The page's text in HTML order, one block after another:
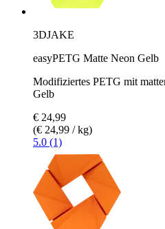
3DJAKE
easyPETG Matte Neon Gelb
Modifiziertes PETG mit
Gelb
€ 24,99
(€ 24,99 / kg)
5.0 (1)